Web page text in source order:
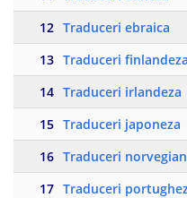
12 Traduceri ebraica
13 Traduceri finlandeza
14 Traduceri irlandeza
15 Traduceri japoneza
16 Traduceri
17 Traduceri